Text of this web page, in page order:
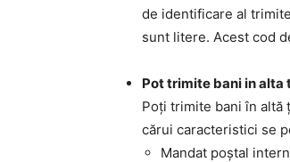
de identificare al
sunt litere. Acest cod
Pot trimite bani in alta
Poţi trimite bani în altă
cărui caracteristici se
Mandat poştal